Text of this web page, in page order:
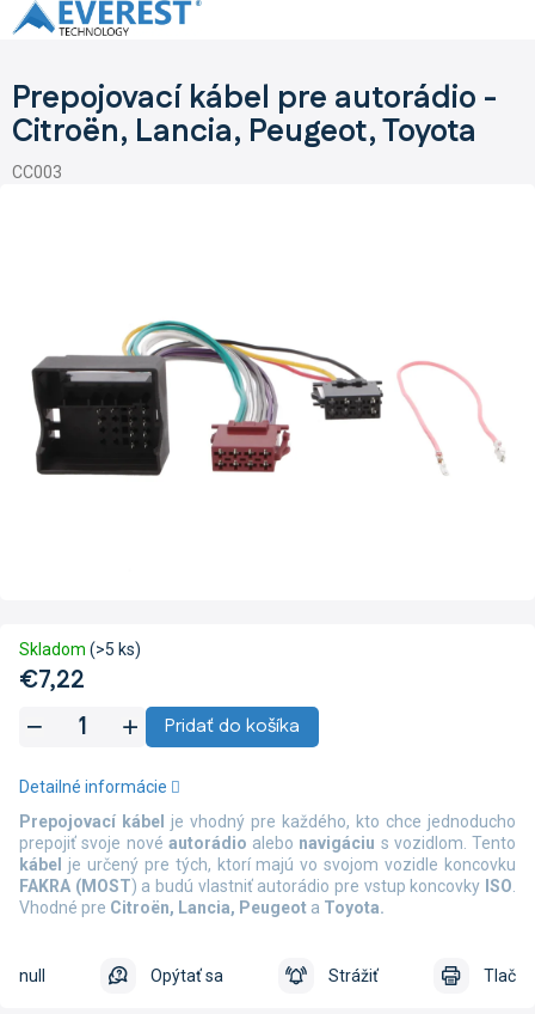
Prejsť
na
Prepojovací kábel pre autorádio -
Citroën, Lancia, Peugeot, Toyota
CC003
€7,22
Jednotková
Skladom (>5 ks)
Pridať do košíka
Prepojovací kábel je vhodný pre každého, kto chce jednoducho
prepojiť svoje nové autorádio alebo navigáciu s vozidlom. Tento
kábel je určený pre tých, ktorí majú vo svojom vozidle koncovku
FAKRA (MOST) a budú vlastniť autorádio pre vstup koncovky ISO.
Vhodné pre Citroën, Lancia, Peugeot a Toyota.
Detailné informácie
Tlač
Opýtať sa Strážiť
null